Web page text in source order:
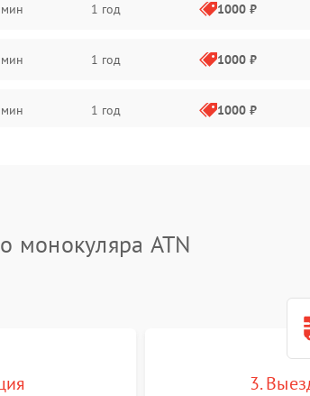
1 год 1000 ₽
1 год 1000 ₽
1 год 1000 ₽
монокуляра ATN
3.